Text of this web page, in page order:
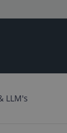
LLM's